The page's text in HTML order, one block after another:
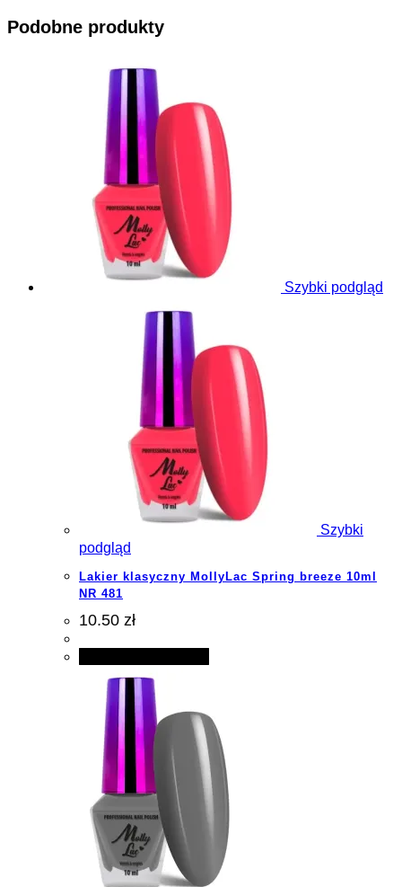
Podobne produkty
Szybki podgląd
Szybki
podgląd
Lakier klasyczny MollyLac Spring breeze 10ml
NR 481
10.50 zł